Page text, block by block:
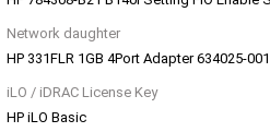
Network daughter
HP 331FLR 1GB 4Port Adapter 634025-001
iLO / iDRAC License Key
HP iLO Basic